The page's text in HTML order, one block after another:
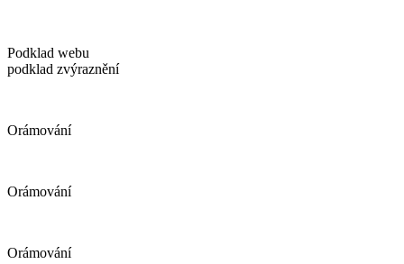
Podklad webu
podklad zvýraznění
Orámování
Orámování
Orámování